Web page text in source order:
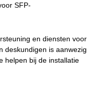
SFP-
en diensten voor
deskundigen is aanwezig
helpen bij de installatie